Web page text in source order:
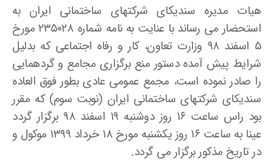
هیات مدیره سندیکای شرکتهای ساختمانی ایران به
استحضار می رساند با عنایت به نامه شماره ۲۳۵۰۲۸ مورخ
۵ اسفند ۹۸ وزارت تعاون، کار و رفاه اجتماعی که بدلیل
شرایط پیش آمده دستور منع برگزاری مجامع و گردهمایی
را صادر نموده است، مجمع عمومی عادی بطور فوق العاده
سندیکای شرکتهای ساختمانی ایران (نوبت سوم) که مقرر
بود راس ساعت ۱۶ روز دوشنبه ۱۹ اسفند ۹۸ برگزار گردد
عینا به ساعت ۱۶ روز یکشنبه مورخ ۱۸ خرداد ۱۳۹۹ موکول و
در تاریخ مذکور برگزار می گردد.